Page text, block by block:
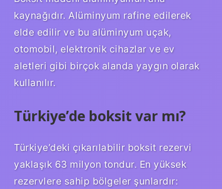
kaynağıdır. Alüminyum rafine edilerek
elde edilir ve bu alüminyum uçak,
otomobil, elektronik cihazlar ve ev
aletleri gibi birçok alanda yaygın olarak
kullanılır.
Türkiye’de boksit var mı?
Türkiye’deki çıkarılabilir boksit rezervi
yaklaşık 63 milyon tondur. En yüksek
rezervlere sahip bölgeler şunlardır: